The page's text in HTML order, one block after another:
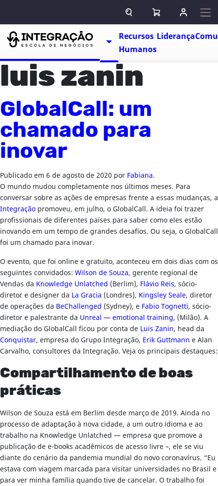
ABRIR CAMPO DE BUSCA
ABRIR CARRINHO
ENTRAR
Escolas
TOGGLE DROPDOWN
Recursos
Humanos
Liderança
luis zanin
GlobalCall: um
chamado para
inovar
Publicado em 6 de agosto de 2020 por Fabiana.
O mundo mudou completamente nos últimos meses. Para
conversar sobre as ações de empresas frente a essas mudanças, a
Integração promoveu, em julho, o GlobalCall. A ideia foi trazer
profissionais de diferentes países para saber como eles estão
inovando em um tempo de grandes desafios. Ou seja, o GlobalCall
foi um chamado para inovar.
O evento, que foi online e gratuito, aconteceu em dois dias com os
seguintes convidados: Wilson de Souza, gerente regional de
Vendas da Knowledge Unlatched (Berlim), Flávio Reis, sócio-
diretor e designer da La Gracia (Londres), Kingsley Seale, diretor
de operações da BeChallenged (Sydney), e Fabio Tognetti, sócio-
diretor e palestrante da Unreal — emotional training, (Milão). A
mediação do GlobalCall ficou por conta de Luis Zanin, head da
Conquistar, empresa do Grupo Integração, Erik Guttmann e Alan
Carvalho, consultores da Integração. Veja os principais destaques:
Compartilhamento de boas
práticas
Wilson de Souza está em Berlim desde março de 2019. Ainda no
processo de adaptação à nova cidade, a um outro idioma e ao
trabalho na Knowledge Unlatched — empresa que promove a
publicação de e-books acadêmicos de acesso livre –, ele se viu
diante do cenário da pandemia mundial do novo coronavírus. “Eu
estava com viagem marcada para visitar universidades no Brasil e
para ver minha família quando tive de cancelar. O trabalho foi